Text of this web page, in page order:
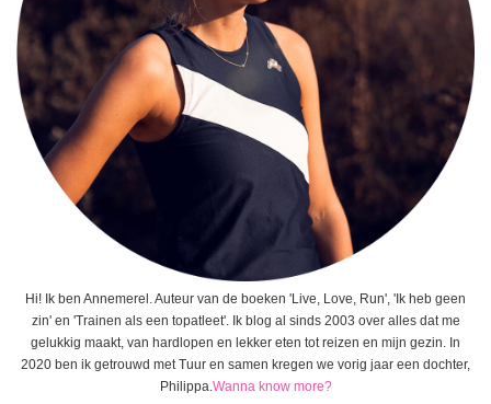
Hi! Ik ben Annemerel. Auteur van de boeken 'Live, Love, Run', 'Ik heb geen
zin' en 'Trainen als een topatleet'. Ik blog al sinds 2003 over alles dat me
gelukkig maakt, van hardlopen en lekker eten tot reizen en mijn gezin. In
2020 ben ik getrouwd met Tuur en samen kregen we vorig jaar een dochter,
Philippa. Wanna know more?